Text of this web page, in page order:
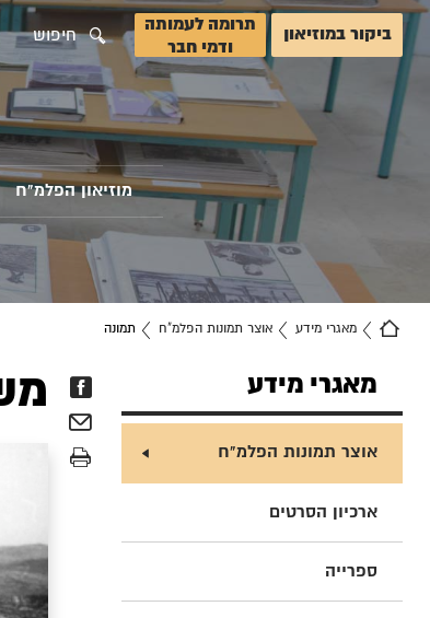
ביקור במוזיאון
תרומה לעמותה
ודמי חבר
חיפוש
מוזיאון הפלמ"ח
מאגרי מידע אוצר תמונות הפלמ"ח תמונה
מאגרי מידע
אוצר תמונות הפלמ"ח
ארכיון הסרטים
ספרייה